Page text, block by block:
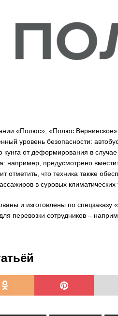
«Полюс», «Полюс
уровень безопасности:
кунга от деформирования в
например, предусмотрено
отметить, что техника также
в суровых климатических
и изготовлены по
для перевозки сотрудников –